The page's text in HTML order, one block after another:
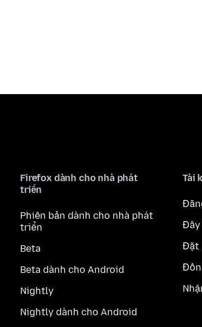
Firefox dành cho nhà phát
triển
Phiên bản dành cho nhà phát
triển
Beta
Beta dành cho Android
Nightly
Nightly dành cho Android
Tài
Đây
Đặt